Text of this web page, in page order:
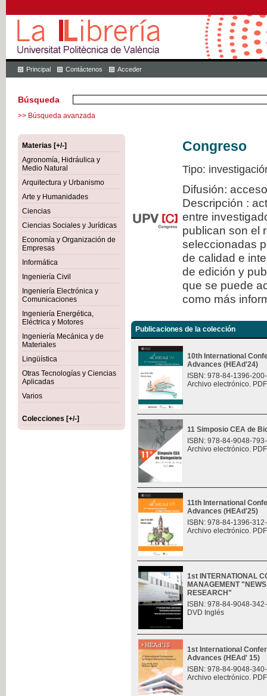
Principal Contáctenos Acceder
Búsqueda
>> Búsqueda avanzada
Materias [+/-]
Agronomía, Hidráulica y
Medio Natural
Arquitectura y Urbanismo
Arte y Humanidades
Ciencias
Ciencias Sociales y Jurídicas
Economía y Organización de
Empresas
Informática
Ingeniería Civil
Ingeniería Electrónica y
Comunicaciones
Ingeniería Energética,
Eléctrica y Motores
Ingeniería Mecánica y de
Materiales
Lingüística
Otras Tecnologías y Ciencias
Aplicadas
Varios
Colecciones [+/-]
Congreso
Tipo:
Difusión:
Descripción :
entre
publican son el
seleccionadas
de calidad e
de edición y
que se puede
como más
Publicaciones de la colección
10th International
Advances (HEAd'24)
ISBN: 978-84-1396-
Archivo electrónico.
11 Simposio CEA de
ISBN: 978-84-9048-
Archivo electrónico.
11th International
Advances (HEAd'25)
ISBN: 978-84-1396-
Archivo electrónico.
1st INTERNATIONAL
MANAGEMENT
RESEARCH"
ISBN: 978-84-9048-
DVD Inglés
1st International
Advances (HEAd' 15)
ISBN: 978-84-9048-
Archivo electrónico.